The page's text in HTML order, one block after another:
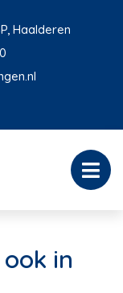
Haalderen
in